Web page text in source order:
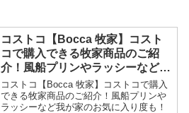
コストコ【Bocca 牧家】コスト
コで購入できる牧家商品のご紹
介！風船プリンやラッシーなど我
が家のお気に入り度も！
コストコ【Bocca 牧家】コストコで購入
できる牧家商品のご紹介！風船プリンや
ラッシーなど我が家のお気に入り度も！